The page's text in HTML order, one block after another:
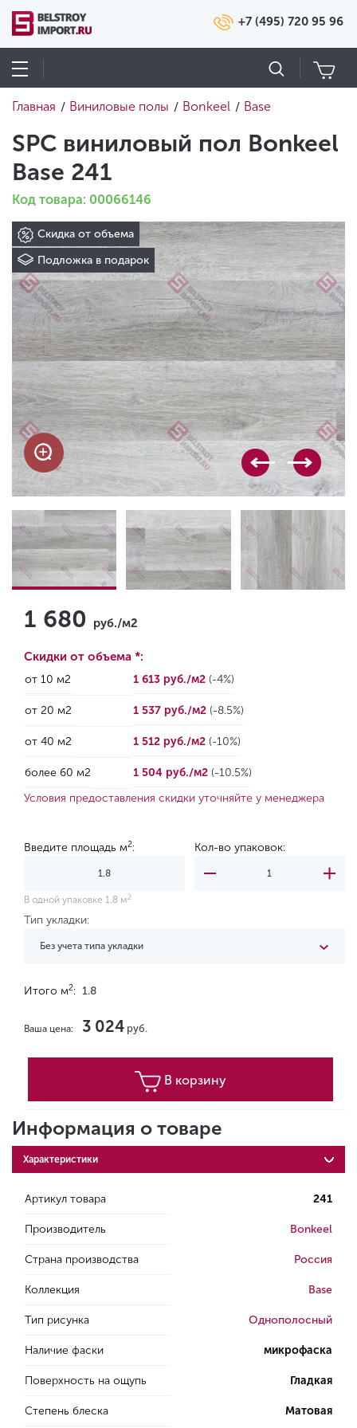
+7 (495) 720 95 96
Главная / Виниловые полы / Bonkeel / Base
SPC виниловый пол Bonkeel
Base 241
Код товара: 00066146
Скидка от объема
Подложка в подарок
1 680 руб./м2
Скидки от объема *:
от 10 м2 1 613 руб./м2 (-4%)
от 20 м2 1 537 руб./м2 (-8.5%)
от 40 м2 1 512 руб./м2 (-10%)
более 60 м2 1 504 руб./м2 (-10.5%)
Условия предоставления скидки уточняйте у менеджера
Введите площадь м2: Кол-во упаковок:
В одной упаковке 1.8 м 2
Тип укладки:
Без учета типа укладки
Итого м2: 1.8
Ваша цена: 3 024 руб.
В корзину
Информация о товаре
Характеристики
Артикул товара 241
Производитель Bonkeel
Страна производства Россия
Коллекция Base
Тип рисунка Однополосный
Наличие фаски микрофаска
Поверхность на ощупь Гладкая
Степень блеска Матовая